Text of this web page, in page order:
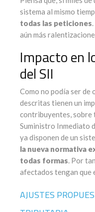
sistema al mismo
todas las peticiones
aún más
Impacto en
del SII
Como no podía ser de
descritas tienen un
contribuyentes, sobre
Suministro Inmediato
ya disponen de un
la nueva normativa
todas formas. Por
afectados tengan que
AJUSTES